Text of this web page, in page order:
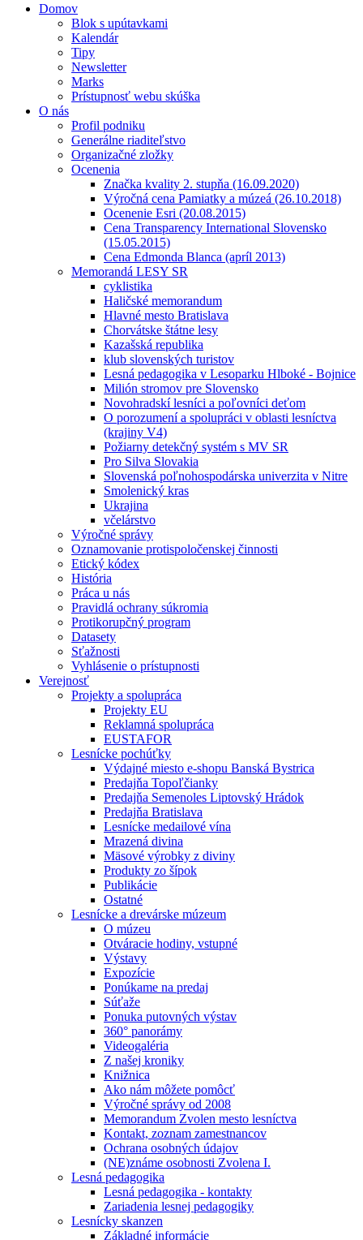
Domov
Blok s upútavkami
Kalendár
Tipy
Newsletter
Marks
Prístupnosť webu skúška
O nás
Profil podniku
Generálne riaditeľstvo
Organizačné zložky
Ocenenia
Značka kvality 2. stupňa (16.09.2020)
Výročná cena Pamiatky a múzeá (26.10.2018)
Ocenenie Esri (20.08.2015)
Cena Transparency International Slovensko
(15.05.2015)
Cena Edmonda Blanca (apríl 2013)
Memorandá LESY SR
cyklistika
Haličské memorandum
Hlavné mesto Bratislava
Chorvátske štátne lesy
Kazašská republika
klub slovenských turistov
Lesná pedagogika v Lesoparku Hlboké - Bojnice
Milión stromov pre Slovensko
Novohradskí lesníci a poľovníci deťom
O porozumení a spolupráci v oblasti lesníctva
(krajiny V4)
Požiarny detekčný systém s MV SR
Pro Silva Slovakia
Slovenská poľnohospodárska univerzita v Nitre
Smolenický kras
Ukrajina
včelárstvo
Výročné správy
Oznamovanie protispoločenskej činnosti
Etický kódex
História
Práca u nás
Pravidlá ochrany súkromia
Protikorupčný program
Datasety
Sťažnosti
Vyhlásenie o prístupnosti
Verejnosť
Projekty a spolupráca
Projekty EU
Reklamná spolupráca
EUSTAFOR
Lesnícke pochúťky
Výdajné miesto e-shopu Banská Bystrica
Predajňa Topoľčianky
Predajňa Semenoles Liptovský Hrádok
Predajňa Bratislava
Lesnícke medailové vína
Mrazená divina
Mäsové výrobky z diviny
Produkty zo šípok
Publikácie
Ostatné
Lesnícke a drevárske múzeum
O múzeu
Otváracie hodiny, vstupné
Výstavy
Expozície
Ponúkame na predaj
Súťaže
Ponuka putovných výstav
360° panorámy
Videogaléria
Z našej kroniky
Knižnica
Ako nám môžete pomôcť
Výročné správy od 2008
Memorandum Zvolen mesto lesníctva
Kontakt, zoznam zamestnancov
Ochrana osobných údajov
(NE)známe osobnosti Zvolena I.
Lesná pedagogika
Lesná pedagogika - kontakty
Zariadenia lesnej pedagogiky
Lesnícky skanzen
Základné informácie